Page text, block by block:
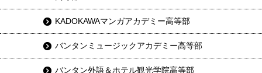
KADOKAWAマンガアカデミー高等部
バンタンミュージックアカデミー高等部
バンタン外語＆ホテル観光学院高等部